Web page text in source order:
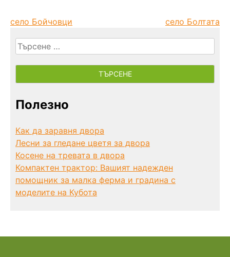
село Бойчовци село Болтата
Търсене
за:
Полезно
Как да заравня двора
Лесни за гледане цветя за двора
Косене на тревата в двора
Компактен трактор: Вашият надежден
помощник за малка ферма и градина с
моделите на Кубота